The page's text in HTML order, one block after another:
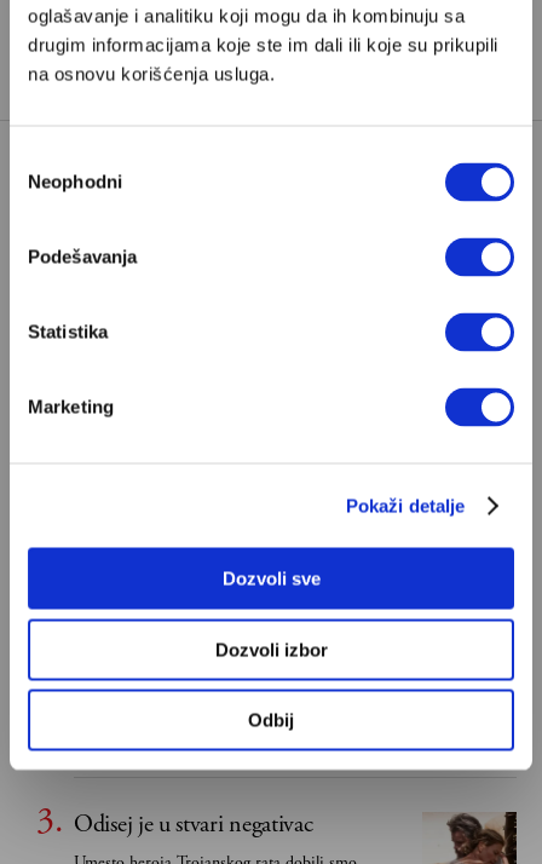
oglašavanje i analitiku koji mogu da ih kombinuju sa
drugim informacijama koje ste im dali ili koje su prikupili
na osnovu korišćenja usluga.
сагласности
Neophodni
Podešavanja
Statistika
Marketing
Pokaži detalje
Dozvoli sve
Dozvoli izbor
Odbij
TAGOVI: DONALD TRAMP ILON MASK
POPULARNO
S Bogom na "ti"
Ivan Lalić: Ovo je moja lista 10
najboljih romana
do Mihaila Lalića i Slavenke Drakulić...
Odisej je u stvari negativac